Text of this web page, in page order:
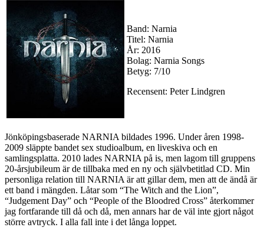
Band: Narnia
Titel: Narnia
År: 2016
Bolag: Narnia Songs
Betyg: 7/10
Recensent: Peter Lindgren
Jönköpingsbaserade NARNIA bildades 1996. Under åren 1998-
2009 släppte bandet sex studioalbum, en liveskiva och en
samlingsplatta. 2010 lades NARNIA på is, men lagom till gruppens
20-årsjubileum är de tillbaka med en ny och självbetitlad CD. Min
personliga relation till NARNIA är att gillar dem, men att de ändå är
ett band i mängden. Låtar som “The Witch and the Lion”,
“Judgement Day” och “People of the Bloodred Cross” återkommer
jag fortfarande till då och då, men annars har de väl inte gjort något
större avtryck. I alla fall inte i det långa loppet.